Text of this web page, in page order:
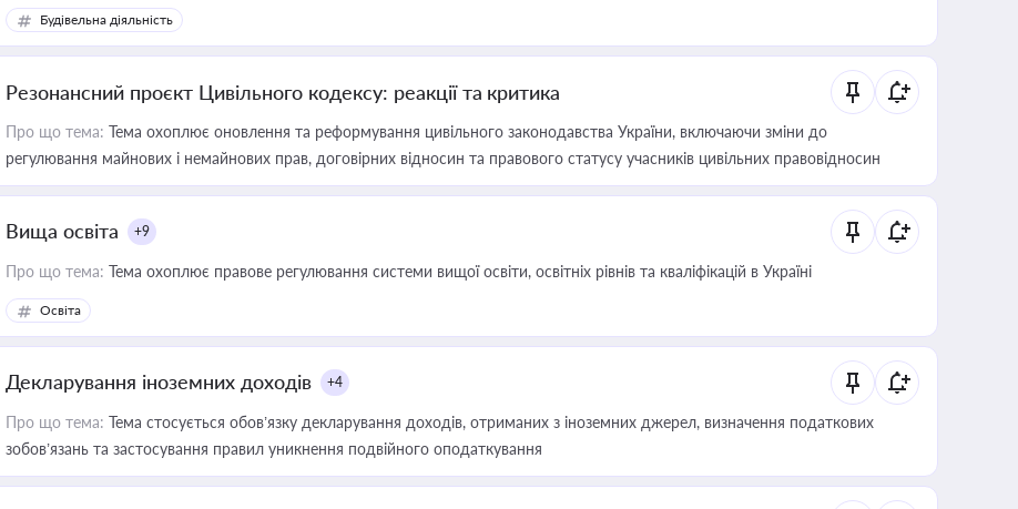
Будівельна діяльність
Резонансний проєкт Цивільного кодексу: реакції та критика
Про що тема: Тема охоплює оновлення та реформування цивільного законодавства України, включаючи зміни до
регулювання майнових і немайнових прав, договірних відносин та правового статусу учасників цивільних правовідносин
Вища освіта +9
Про що тема: Тема охоплює правове регулювання системи вищої освіти, освітніх рівнів та кваліфікацій в Україні
Освіта
Декларування іноземних доходів +4
Про що тема: Тема стосується обов’язку декларування доходів, отриманих з іноземних джерел, визначення податкових
зобов’язань та застосування правил уникнення подвійного оподаткування